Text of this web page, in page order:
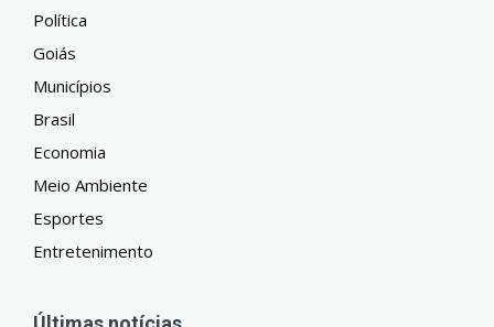
Política
Goiás
Municípios
Brasil
Economia
Meio Ambiente
Esportes
Entretenimento